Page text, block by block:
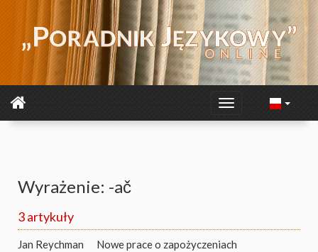
Wyrażenie: -ač
3 artykuły
Jan Reychman
Nowe prace o zapożyczeniach